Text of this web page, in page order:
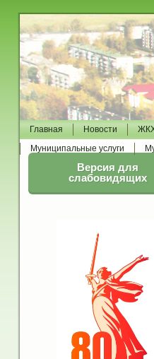
Главная Новости
Муниципальные услуги
Версия для
слабовидящих